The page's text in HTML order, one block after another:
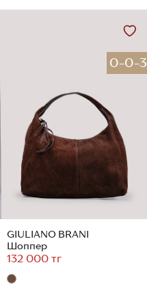
0-0-3
GIULIANO BRANI
Шоппер
132 000 тг